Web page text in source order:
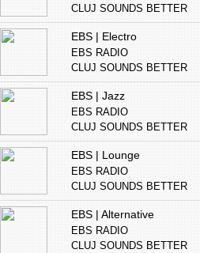
CLUJ SOUNDS BETTER
EBS | Electro
EBS RADIO
CLUJ SOUNDS BETTER
EBS | Jazz
EBS RADIO
CLUJ SOUNDS BETTER
EBS | Lounge
EBS RADIO
CLUJ SOUNDS BETTER
EBS | Alternative
EBS RADIO
CLUJ SOUNDS BETTER